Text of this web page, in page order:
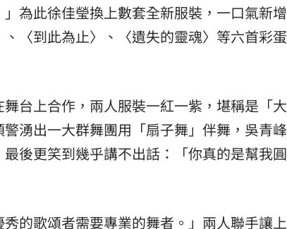
為此徐佳瑩換上數套全新服裝，一口氣新增
〈到此為止〉、〈遺失的靈魂〉等六首彩蛋
台上合作，兩人服裝一紅一紫，堪稱是「大
湧出一大群舞團用「扇子舞」伴舞，吳青峰
後更笑到幾乎講不出話：「你真的是幫我圓
的歌頌者需要專業的舞者。」兩人聯手讓上